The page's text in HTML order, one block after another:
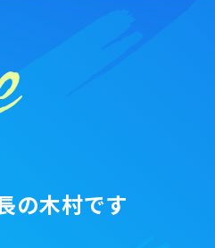
の木村です